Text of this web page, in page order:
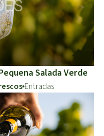
Salada Verde
Entradas